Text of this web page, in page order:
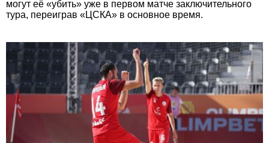
могут её «убить» уже в первом матче заключительного
тура, переиграв «ЦСКА» в основное время.